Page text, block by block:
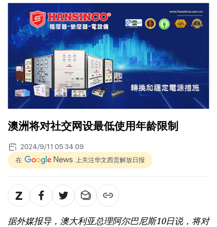
澳洲将对社交网设最低使用年龄限制
2024/9/11 05:34:09
在 上关注华文西贡解放日报
据外媒报导，澳大利亚总理阿尔巴尼斯10日说，将对